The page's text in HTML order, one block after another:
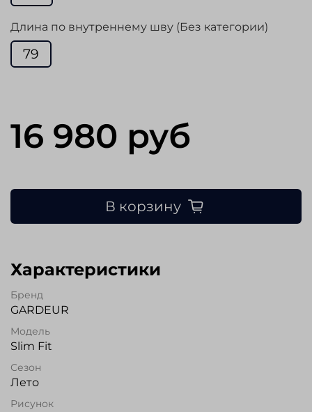
Длина по внутреннему шву (Без категории)
79
16 980 руб
В корзину
Характеристики
Бренд
GARDEUR
Модель
Slim Fit
Сезон
Лето
Рисунок